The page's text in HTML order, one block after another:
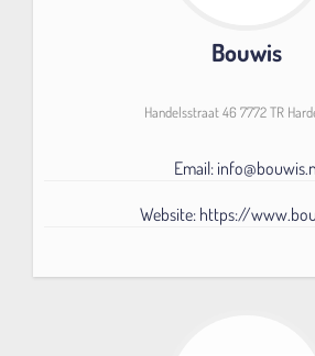
Bouwis
Handelsstraat 46 7772 TR
Email:
Website: https://